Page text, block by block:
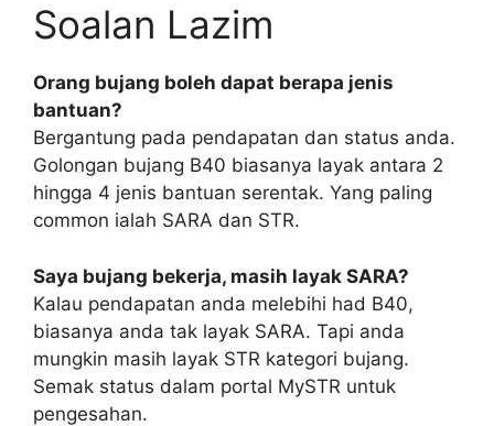
Soalan Lazim
Orang bujang boleh dapat berapa jenis
bantuan?
Bergantung pada pendapatan dan status anda.
Golongan bujang B40 biasanya layak antara 2
hingga 4 jenis bantuan serentak. Yang paling
common ialah SARA dan STR.
Saya bujang bekerja, masih layak SARA?
Kalau pendapatan anda melebihi had B40,
biasanya anda tak layak SARA. Tapi anda
mungkin masih layak STR kategori bujang.
Semak status dalam portal MySTR untuk
pengesahan.